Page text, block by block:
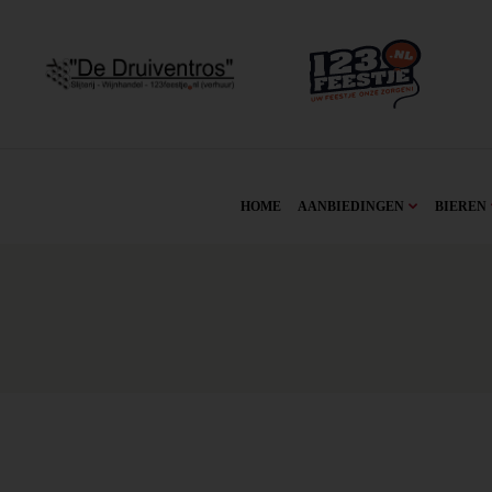
HOME AANBIEDINGEN BIEREN